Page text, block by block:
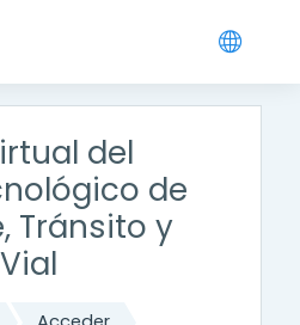
del
de
Tránsito y